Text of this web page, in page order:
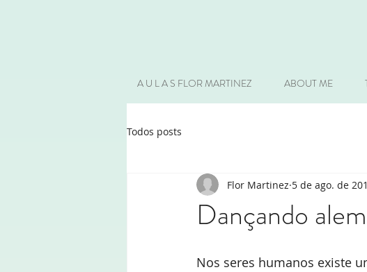
A U L A S FLOR MARTINEZ ABOUT ME
Todos posts
Dançando
Flor Martinez 5 de ago. de
Nos seres humanos existe